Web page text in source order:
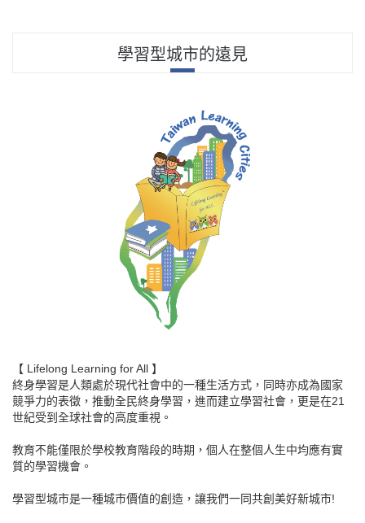
學習型城市的遠見
【 Lifelong Learning for All 】
終身學習是人類處於現代社會中的一種生活方式，同時亦成為國家
競爭力的表徵，推動全民終身學習，進而建立學習社會，更是在21
世紀受到全球社會的高度重視。
教育不能僅限於學校教育階段的時期，個人在整個人生中均應有實
質的學習機會。
學習型城市是一種城市價值的創造，讓我們一同共創美好新城市!